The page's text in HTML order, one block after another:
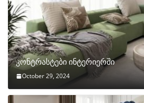
კონტრასტები ინტერიერში
October 29, 2024